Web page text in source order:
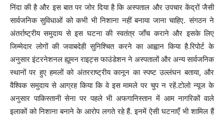
निंदा की है और इस बात पर जोर दिया है कि अस्पताल और उपचार केंद्रों जैसी
सार्वजनिक सुविधाओं को कभी भी निशाना नहीं बनाया जाना चाहिए. संगठन ने
अंतर्राष्ट्रीय समुदाय से इस घटना की स्वतंत्र जाँच कराने और इसके लिए
जिम्मेदार लोगों की जवाबदेही सुनिश्चित करने का आह्वान किया है.रिपोर्ट के
अनुसार इंटरनेशनल ह्यूमन राइट्स फाउंडेशन ने अस्पतालों और अन्य सार्वजनिक
स्थानों पर हुए हमलों को अंतरराष्ट्रीय कानून का स्पष्ट उल्लंघन बताया, और
वैश्विक समुदाय से आग्रह किया कि वे इस मामले पर चुप न रहें.टोलो न्यूज के
अनुसार पाकिस्तानी सेना पर पहले भी अफगानिस्तान में आम नागरिकों वाले
इलाकों को निशाना बनाने के आरोप लगते रहे हैं. इनमें ऐसी घटनाएँ भी शामिल हैं